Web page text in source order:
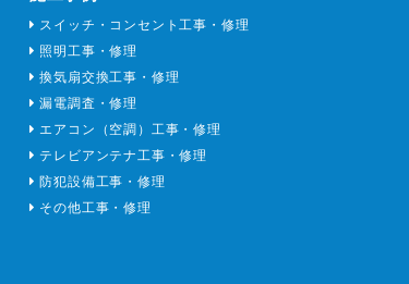
スイッチ・コンセント工事・修理
照明工事・修理
換気扇交換工事・修理
漏電調査・修理
エアコン（空調）工事・修理
テレビアンテナ工事・修理
防犯設備工事・修理
その他工事・修理